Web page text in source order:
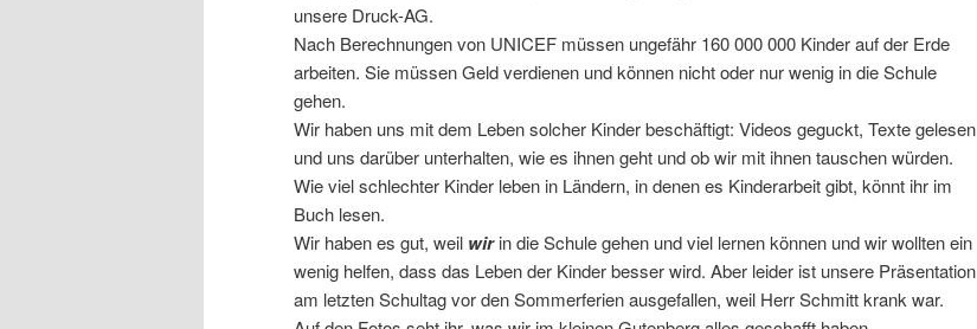
unsere Druck-AG.
Nach Berechnungen von UNICEF müssen ungefähr 160 000 000 Kinder auf der Erde
arbeiten. Sie müssen Geld verdienen und können nicht oder nur wenig in die Schule
gehen.
Wir haben uns mit dem Leben solcher Kinder beschäftigt: Videos geguckt, Texte gelesen
und uns darüber unterhalten, wie es ihnen geht und ob wir mit ihnen tauschen würden.
Wie viel schlechter Kinder leben in Ländern, in denen es Kinderarbeit gibt, könnt ihr im
Buch lesen.
Wir haben es gut, weil wirin die Schule gehen und viel lernen können und wir wollten ein
wenig helfen, dass das Leben der Kinder besser wird. Aber leider ist unsere Präsentation
am letzten Schultag vor den Sommerferien ausgefallen, weil Herr Schmitt krank war.